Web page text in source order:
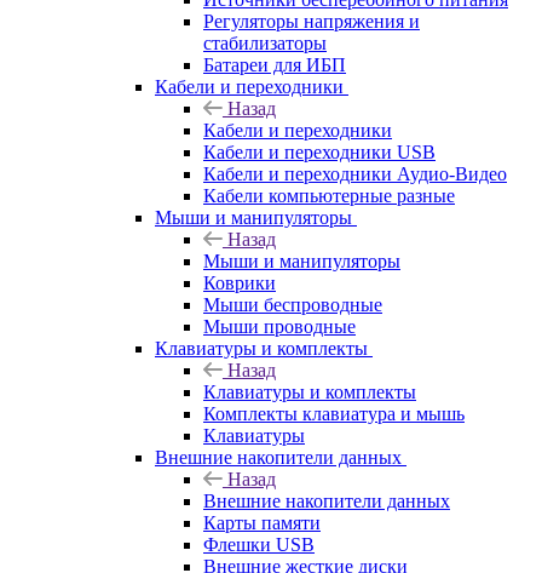
Регуляторы напряжения и
стабилизаторы
Батареи для ИБП
Кабели и переходники
Назад
Кабели и переходники
Кабели и переходники USB
Кабели и переходники Аудио-Видео
Кабели компьютерные разные
Мыши и манипуляторы
Назад
Мыши и манипуляторы
Коврики
Мыши беспроводные
Мыши проводные
Клавиатуры и комплекты
Назад
Клавиатуры и комплекты
Комплекты клавиатура и мышь
Клавиатуры
Внешние накопители данных
Назад
Внешние накопители данных
Карты памяти
Флешки USB
Внешние жесткие диски